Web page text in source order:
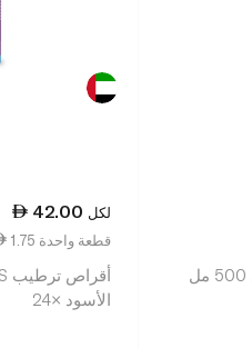
42.00 لكل
1.75 قطعة واحدة
الأسود ×24